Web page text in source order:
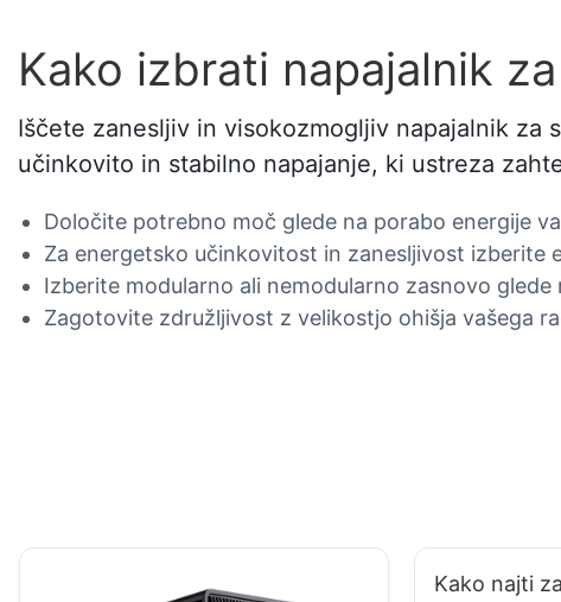
Kako izbrati napajalnik
Iščete zanesljiv in visokozmogljiv napajalnik za
učinkovito in stabilno napajanje, ki ustreza
Določite potrebno moč glede na porabo energije
Za energetsko učinkovitost in zanesljivost izberite
Izberite modularno ali nemodularno zasnovo glede
Zagotovite združljivost z velikostjo ohišja vašega
Kako najti